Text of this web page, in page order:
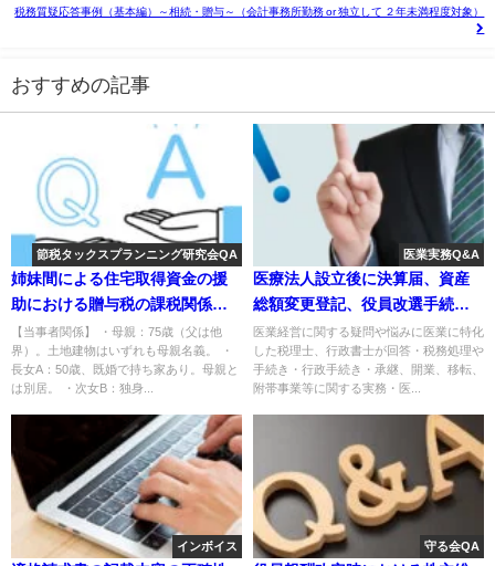
税務質疑応答事例（基本編）～相続・贈与～（会計事務所勤務 or 独立して ２年未満程度対象）
おすすめの記事
節税タックスプランニング研究会QA
姉妹間による住宅取得資金の援
助における贈与税の課税関係に
ついて
【当事者関係】 ・母親：75歳（父は他
界）。土地建物はいずれも母親名義。 ・
長女A：50歳、既婚で持ち家あり。母親と
は別居。 ・次女B：独身...
医業実務Q&A
医療法人設立後に決算届、資産
総額変更登記、役員改選手続等
を全くしていなかった事例
医業経営に関する疑問や悩みに医業に特化
した税理士、行政書士が回答・税務処理や
手続き・行政手続き・承継、開業、移転、
附帯事業等に関する実務・医...
インボイス 守る会QA